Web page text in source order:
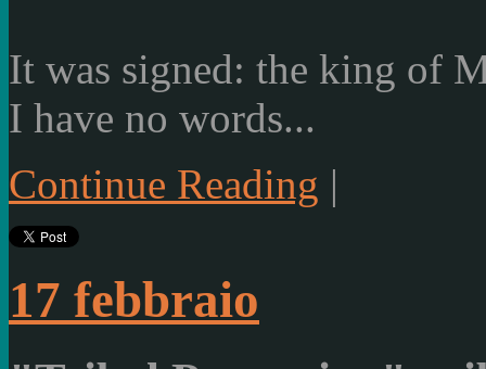
It was signed: the king of
I have no words...
Continue Reading |
17 febbraio